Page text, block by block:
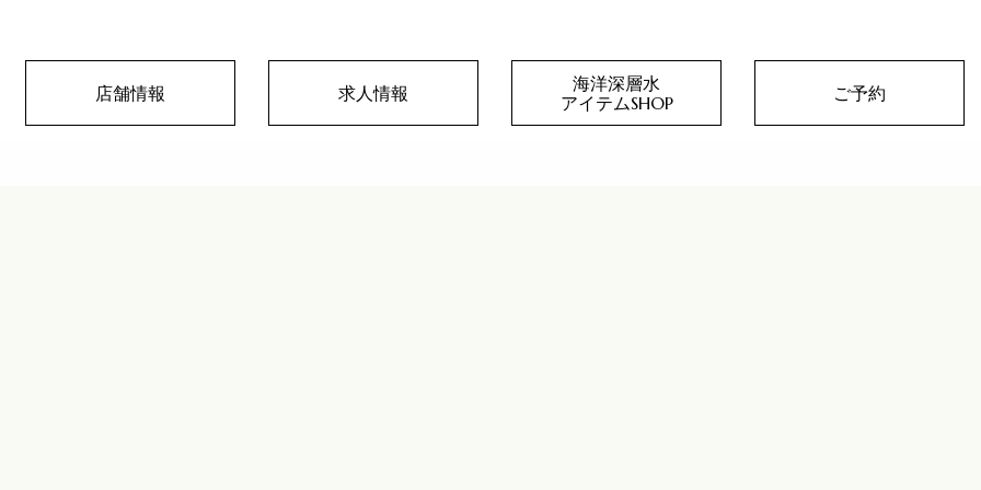
店舗情報 求人情報
海洋深層水
アイテムSHOP
ご予約